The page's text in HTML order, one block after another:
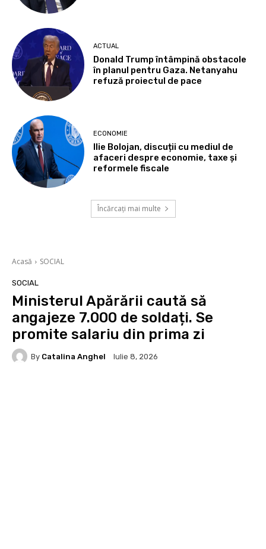
ACTUAL
Donald Trump întâmpină obstacole
în planul pentru Gaza. Netanyahu
refuză proiectul de pace
ECONOMIE
Ilie Bolojan, discuții cu mediul de
afaceri despre economie, taxe și
reformele fiscale
Încărcați mai multe